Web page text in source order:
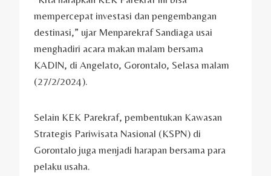
mempercepat investasi dan pengembangan
destinasi,” ujar Menparekraf Sandiaga usai
menghadiri acara makan malam bersama
KADIN, di Angelato, Gorontalo, Selasa malam
(27/2/2024).
Selain KEK Parekraf, pembentukan Kawasan
Strategis Pariwisata Nasional (KSPN) di
Gorontalo juga menjadi harapan bersama para
pelaku usaha.